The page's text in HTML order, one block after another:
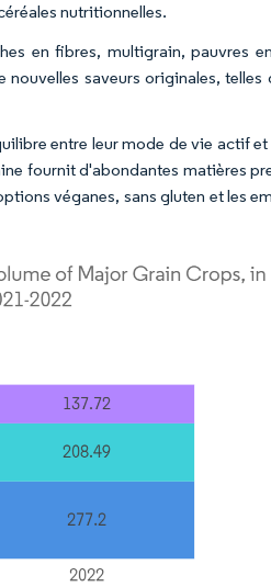
nutritionnelles.
en fibres, multigrain, pauvres
saveurs originales, telles
entre leur mode de vie actif
fournit d'abondantes matières
véganes, sans gluten et les